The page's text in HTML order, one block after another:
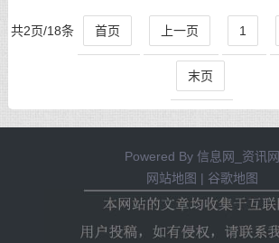
共2页/18条 首页 上一页 1
末页
Powered By 信息网_资讯网
网站地图 | 谷歌地图